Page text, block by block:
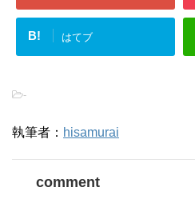
B! はてブ
-
執筆者： hisamurai
comment